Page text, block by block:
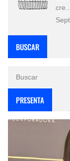
cre…
BUSCAR
PRESENTA